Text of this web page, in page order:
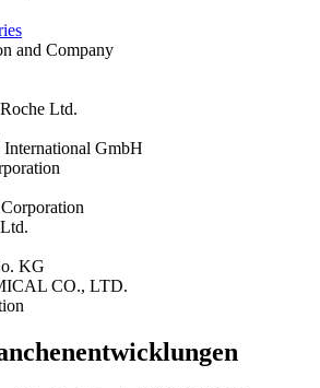
and Company
Ltd.
GmbH
KG
CO., LTD.